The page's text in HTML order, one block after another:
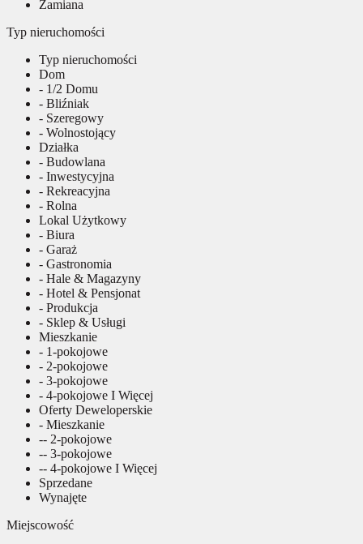
Zamiana
Typ nieruchomości
Typ nieruchomości
Dom
- 1/2 Domu
- Bliźniak
- Szeregowy
- Wolnostojący
Działka
- Budowlana
- Inwestycyjna
- Rekreacyjna
- Rolna
Lokal Użytkowy
- Biura
- Garaż
- Gastronomia
- Hale & Magazyny
- Hotel & Pensjonat
- Produkcja
- Sklep & Usługi
Mieszkanie
- 1-pokojowe
- 2-pokojowe
- 3-pokojowe
- 4-pokojowe I Więcej
Oferty Deweloperskie
- Mieszkanie
-- 2-pokojowe
-- 3-pokojowe
-- 4-pokojowe I Więcej
Sprzedane
Wynajęte
Miejscowość